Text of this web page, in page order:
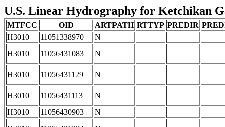
U.S. Linear Hydrography for Ketchikan
MTFCC OID ARTPATH RTTYP PREDIR
H3010
11051338970
N
H3010
11056431083 N
H3010 11056431129 N
H3010 11056431113
N
H3010
11056430903
N